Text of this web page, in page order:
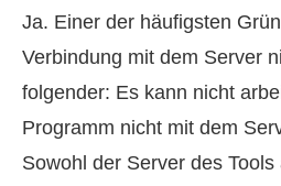
Ja. Einer der häufigsten
Verbindung mit dem Server
folgender: Es kann nicht
Programm nicht mit dem
Sowohl der Server des